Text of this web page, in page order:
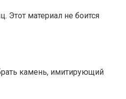
Этот материал не боится
камень, имитирующий